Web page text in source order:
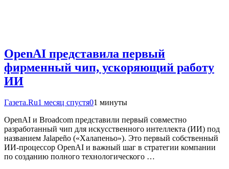
OpenAI представила первый
фирменный чип, ускоряющий работу
ИИ
Газета.Ru1 месяц спустя01 минуты
OpenAI и Broadcom представили первый совместно
разработанный чип для искусственного интеллекта (ИИ) под
названием Jalapeño («Халапеньо»). Это первый собственный
ИИ-процессор OpenAI и важный шаг в стратегии компании
по созданию полного технологического …